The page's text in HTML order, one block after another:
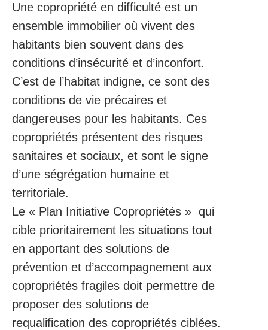
Une copropriété en difficulté est un
ensemble immobilier où vivent des
habitants bien souvent dans des
conditions d’insécurité et d’inconfort.
C’est de l’habitat indigne, ce sont des
conditions de vie précaires et
dangereuses pour les habitants. Ces
copropriétés présentent des risques
sanitaires et sociaux, et sont le signe
d’une ségrégation humaine et
territoriale.
Le « Plan Initiative Copropriétés » qui
cible prioritairement les situations tout
en apportant des solutions de
prévention et d’accompagnement aux
copropriétés fragiles doit permettre de
proposer des solutions de
requalification des copropriétés ciblées.